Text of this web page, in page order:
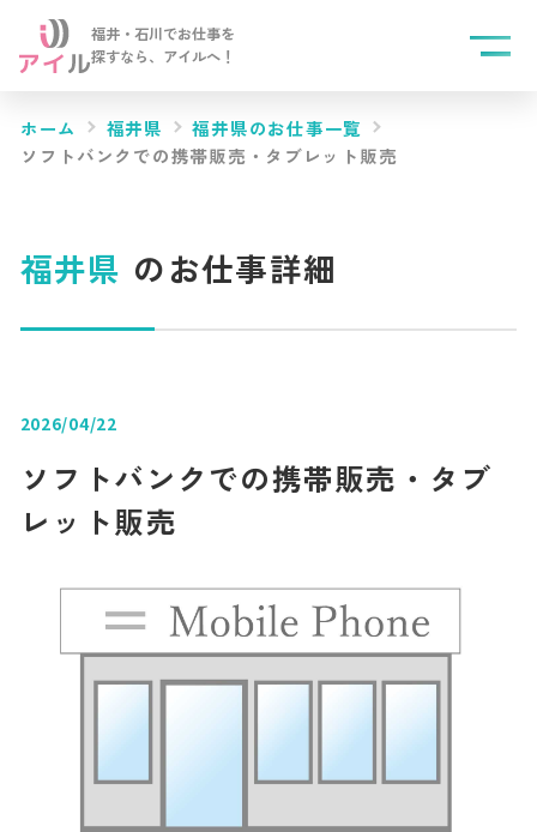
福井・石川でお仕事を
探すなら、 アイルへ！
ホーム 福井県
福井県のお仕事一覧
ソフトバンクでの携帯販売・タブレット販売
福井県 のお仕事詳細
2026/04/22
ソフトバンクでの携帯販売・タブ
レット販売